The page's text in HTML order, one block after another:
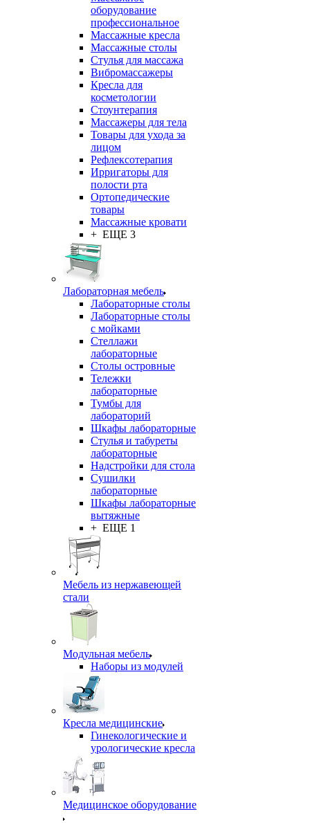
оборудование
профессиональное
Массажные кресла
Массажные столы
Стулья для массажа
Вибромассажеры
Кресла для
косметологии
Стоунтерапия
Массажеры для тела
Товары для ухода за
лицом
Рефлексотерапия
Ирригаторы для
полости рта
Ортопедические
товары
Массажные кровати
+ ЕЩЕ 3
Лабораторная мебель
Лабораторные столы
Лабораторные столы
с мойками
Стеллажи
лабораторные
Столы островные
Тележки
лабораторные
Тумбы для
лабораторий
Шкафы лабораторные
Стулья и табуреты
лабораторные
Надстройки для стола
Сушилки
лабораторные
Шкафы лабораторные
вытяжные
+ ЕЩЕ 1
Мебель из нержавеющей
стали
Модульная мебель
Наборы из модулей
Кресла медицинские
Гинекологические и
урологические кресла
Медицинское оборудование